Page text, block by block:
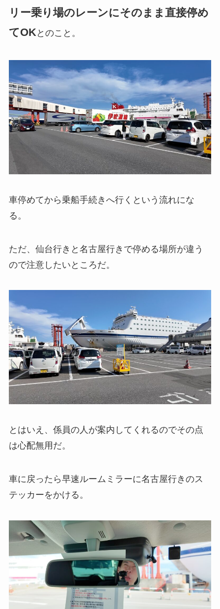
リー乗り場のレーンにそのまま直接停め
てOKとのこと。
車停めてから乗船手続きへ行くという流れにな
る。
ただ、仙台行きと名古屋行きで停める場所が違う
ので注意したいところだ。
とはいえ、係員の人が案内してくれるのでその点
は心配無用だ。
車に戻ったら早速ルームミラーに名古屋行きのス
テッカーをかける。